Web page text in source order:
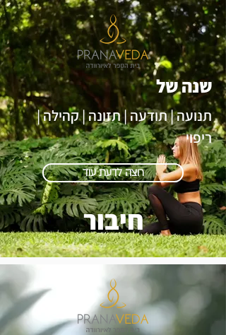
תנועה | תודעה | תזונה | קהילה |
ריפוי
רוצה לדעת עוד
חיבור
שנה של